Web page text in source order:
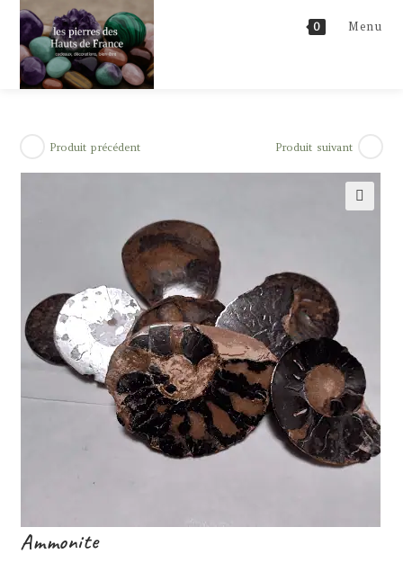
Skip
content
0 Menu
Produit précédent Produit suivant
Ammonite